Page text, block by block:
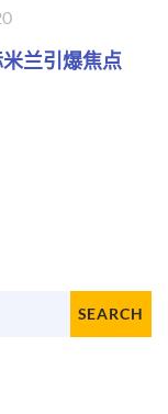
兰引爆焦点
SEARCH